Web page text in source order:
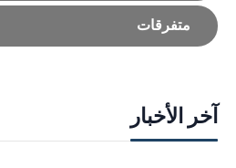
متفرقات
آخر الأخبار